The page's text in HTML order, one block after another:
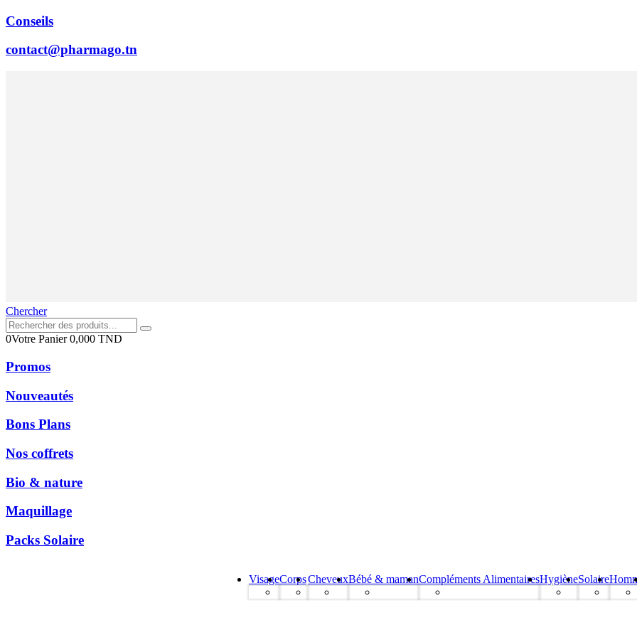
Conseils
contact@pharmago.tn
Chercher
0Votre Panier0,000 TND
Promos
Nouveautés
Bons Plans
Nos coffrets
Bio & nature
Maquillage
Packs Solaire
VisageCorpsCheveuxBébé & mamanCompléments AlimentairesHygièneSolaire